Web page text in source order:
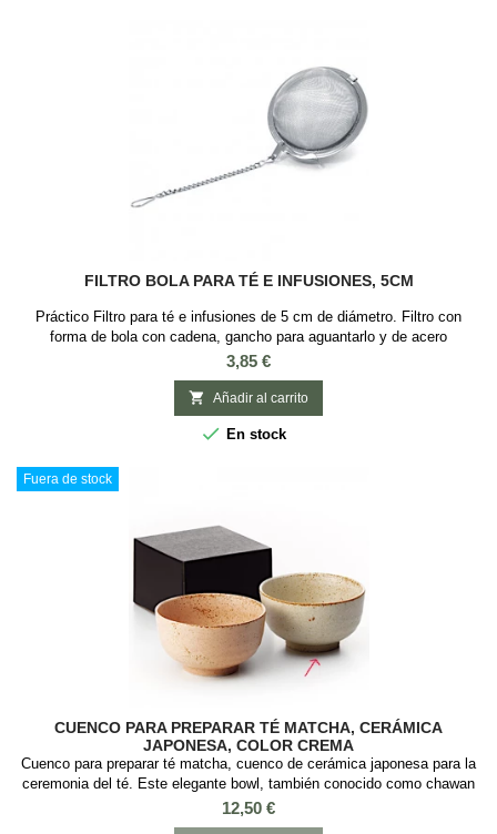
FILTRO BOLA PARA TÉ E INFUSIONES, 5CM
Práctico Filtro para té e infusiones de 5 cm de diámetro. Filtro con
forma de bola con cadena, gancho para aguantarlo y de acero
inoxidable. Es un utensilio básico para iniciarse en el mundo del té ya
que se puede usar con cualquier baso o taza para el té o infusión. Es
ideal para té e infusiones, que requieran que sus hojas o elementos
tengan espacio...
Precio
3,85 €
 Añadir al carrito
 En stock
Fuera de stock
CUENCO PARA PREPARAR TÉ MATCHA, CERÁMICA
JAPONESA, COLOR CREMA
Cuenco para preparar té matcha, cuenco de cerámica japonesa para la
ceremonia del té. Este elegante bowl, también conocido como chawan
es ideal para preparar el té matcha y hacer la tradicional ceremonia del
té japonesa. Material: Cerámica Japonesa Capacidad: 300ml Medidas:
Precio
12,50 €